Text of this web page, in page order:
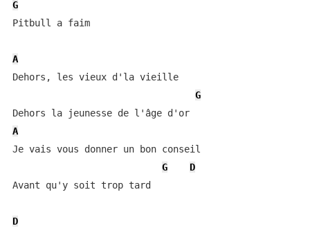
G
Pitbull a faim
A
Dehors, les vieux d'la vieille
G
Dehors la jeunesse de l'âge d'or
A
Je vais vous donner un bon conseil
G
D
Avant qu'y soit trop tard
D